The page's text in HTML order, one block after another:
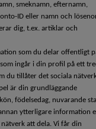
smeknamn, efternamn,
ID eller namn och
dig, t.ex. artiklar och
som du delar offentligt
ingår i din profil på ett
du tillåter det sociala
är din grundläggande
födelsedag, nuvarande
ytterligare information
att dela. Vi får din